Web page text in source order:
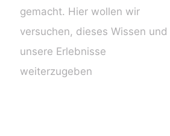
gemacht. Hier wollen wir
versuchen, dieses Wissen und
unsere Erlebnisse
weiterzugeben